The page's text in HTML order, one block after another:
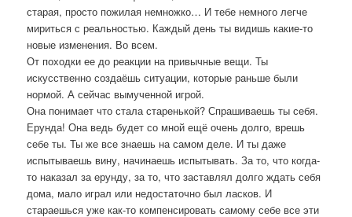
старая, просто пожилая немножко… И тебе немного легче
мириться с реальностью. Каждый день ты видишь какие-то
новые изменения. Во всем.
От походки ее до реакции на привычные вещи. Ты
искусственно создаёшь ситуации, которые раньше были
нормой. А сейчас вымученной игрой.
Она понимает что стала старенькой? Спрашиваешь ты себя.
Ерунда! Она ведь будет со мной ещё очень долго, врешь
себе ты. Ты же все знаешь на самом деле. И ты даже
испытываешь вину, начинаешь испытывать. За то, что когда-
то наказал за ерунду, за то, что заставлял долго ждать себя
дома, мало играл или недостаточно был ласков. И
стараешься уже как-то компенсировать самому себе все эти